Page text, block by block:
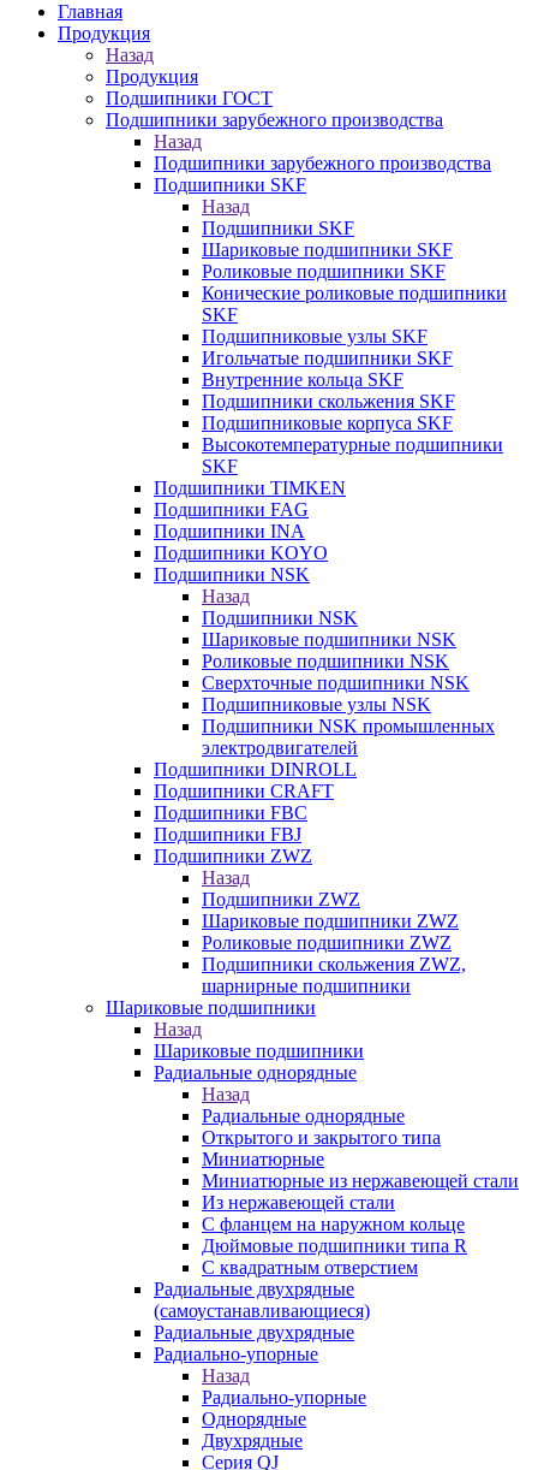
Главная
Продукция
Назад
Продукция
Подшипники ГОСТ
Подшипники зарубежного производства
Назад
Подшипники зарубежного производства
Подшипники SKF
Назад
Подшипники SKF
Шариковые подшипники SKF
Роликовые подшипники SKF
Конические роликовые подшипники
SKF
Подшипниковые узлы SKF
Игольчатые подшипники SKF
Внутренние кольца SKF
Подшипники скольжения SKF
Подшипниковые корпуса SKF
Высокотемпературные подшипники
SKF
Подшипники TIMKEN
Подшипники FAG
Подшипники INA
Подшипники KOYO
Подшипники NSK
Назад
Подшипники NSK
Шариковые подшипники NSK
Роликовые подшипники NSK
Сверхточные подшипники NSK
Подшипниковые узлы NSK
Подшипники NSK промышленных
электродвигателей
Подшипники DINROLL
Подшипники CRAFT
Подшипники FBC
Подшипники FBJ
Подшипники ZWZ
Назад
Подшипники ZWZ
Шариковые подшипники ZWZ
Роликовые подшипники ZWZ
Подшипники скольжения ZWZ,
шарнирные подшипники
Шариковые подшипники
Назад
Шариковые подшипники
Радиальные однорядные
Назад
Радиальные однорядные
Открытого и закрытого типа
Миниатюрные
Миниатюрные из нержавеющей стали
Из нержавеющей стали
С фланцем на наружном кольце
Дюймовые подшипники типа R
С квадратным отверстием
Радиальные двухрядные
(самоустанавливающиеся)
Радиальные двухрядные
Радиально-упорные
Назад
Радиально-упорные
Однорядные
Двухрядные
Серия QJ